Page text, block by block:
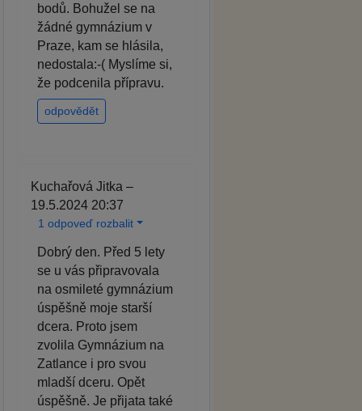
bodů. Bohužel se na
žádné gymnázium v
Praze, kam se hlásila,
nedostala:-( Myslíme si,
že podcenila přípravu.
odpovědět
Kuchařová Jitka –
19.5.2024 20:37
1 odpoveď rozbalit
Dobrý den. Před 5 lety
se u vás připravovala
na osmileté gymnázium
úspěšně moje starší
dcera. Proto jsem
zvolila Gymnázium na
Zatlance i pro svou
mladší dceru. Opět
úspěšně. Je přijata také